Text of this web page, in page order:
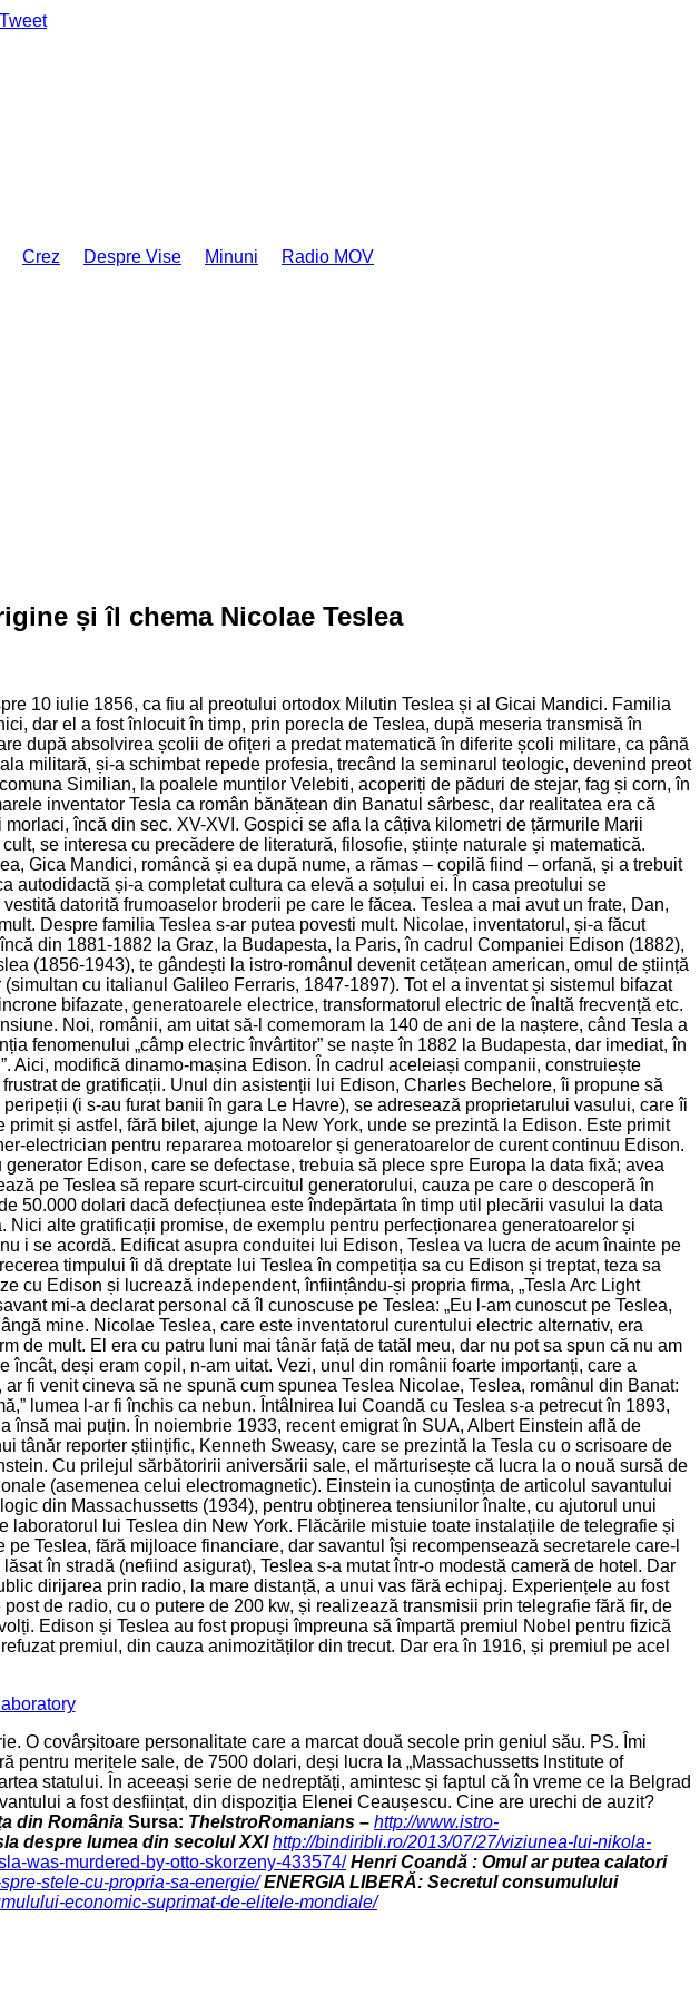
Crez Despre Vise Minuni Radio MOV
și îl chema Nicolae Teslea
10 iulie 1856, ca fiu al preotului ortodox Milutin Teslea și al Gicai Mandici. Familia
dar el a fost înlocuit în timp, prin porecla de Teslea, după meseria transmisă în
după absolvirea școlii de ofițeri a predat matematică în diferite școli militare, ca până
militară, și-a schimbat repede profesia, trecând la seminarul teologic, devenind preot
Similian, la poalele munților Velebiti, acoperiți de păduri de stejar, fag și corn, în
inventator Tesla ca român bănățean din Banatul sârbesc, dar realitatea era că
încă din sec. XV-XVI. Gospici se afla la câțiva kilometri de țărmurile Marii
se interesa cu precădere de literatură, filosofie, științe naturale și matematică.
Gica Mandici, româncă și ea după nume, a rămas – copilă fiind – orfană, și a trebuit
autodidactă și-a completat cultura ca elevă a soțului ei. În casa preotului se
datorită frumoaselor broderii pe care le făcea. Teslea a mai avut un frate, Dan,
Despre familia Teslea s-ar putea povesti mult. Nicolae, inventatorul, și-a făcut
din 1881-1882 la Graz, la Budapesta, la Paris, în cadrul Companiei Edison (1882),
(1856-1943), te gândești la istro-românul devenit cetățean american, omul de știință
cu italianul Galileo Ferraris, 1847-1897). Tot el a inventat și sistemul bifazat
bifazate, generatoarele electrice, transformatorul electric de înaltă frecvență etc.
Noi, românii, am uitat să-l comemoram la 140 de ani de la naștere, când Tesla a
fenomenului „câmp electric învârtitor” se naște în 1882 la Budapesta, dar imediat, în
Aici, modifică dinamo-mașina Edison. În cadrul aceleiași companii, construiește
de gratificații. Unul din asistenții lui Edison, Charles Bechelore, îi propune să
(i s-au furat banii în gara Le Havre), se adresează proprietarului vasului, care îi
și astfel, fără bilet, ajunge la New York, unde se prezintă la Edison. Este primit
electrician pentru repararea motoarelor și generatoarelor de curent continuu Edison.
Edison, care se defectase, trebuia să plece spre Europa la data fixă; avea
pe Teslea să repare scurt-circuitul generatorului, cauza pe care o descoperă în
50.000 dolari dacă defecțiunea este îndepărtata în timp util plecării vasului la data
alte gratificații promise, de exemplu pentru perfecționarea generatoarelor și
i se acordă. Edificat asupra conduitei lui Edison, Teslea va lucra de acum înainte pe
timpului îi dă dreptate lui Teslea în competiția sa cu Edison și treptat, teza sa
cu Edison și lucrează independent, înființându-și propria firma, „Tesla Arc Light
mi-a declarat personal că îl cunoscuse pe Teslea: „Eu l-am cunoscut pe Teslea,
mine. Nicolae Teslea, care este inventatorul curentului electric alternativ, era
de mult. El era cu patru luni mai tânăr față de tatăl meu, dar nu pot sa spun că nu am
deși eram copil, n-am uitat. Vezi, unul din românii foarte importanți, care a
fi venit cineva să ne spună cum spunea Teslea Nicolae, Teslea, românul din Banat:
lumea l-ar fi închis ca nebun. Întâlnirea lui Coandă cu Teslea s-a petrecut în 1893,
mai puțin. În noiembrie 1933, recent emigrat în SUA, Albert Einstein află de
reporter științific, Kenneth Sweasy, care se prezintă la Tesla cu o scrisoare de
Cu prilejul sărbătoririi aniversării sale, el mărturisește că lucra la o nouă sursă de
(asemenea celui electromagnetic). Einstein ia cunoștința de articolul savantului
din Massachussetts (1934), pentru obținerea tensiunilor înalte, cu ajutorul unui
lui Teslea din New York. Flăcările mistuie toate instalațiile de telegrafie și
Teslea, fără mijloace financiare, dar savantul își recompensează secretarele care-l
în stradă (nefiind asigurat), Teslea s-a mutat într-o modestă cameră de hotel. Dar
dirijarea prin radio, la mare distanță, a unui vas fără echipaj. Experiențele au fost
de radio, cu o putere de 200 kw, și realizează transmisii prin telegrafie fără fir, de
Edison și Teslea au fost propuși împreuna să împartă premiul Nobel pentru fizică
premiul, din cauza animozităților din trecut. Dar era în 1916, și premiul pe acel
O covârșitoare personalitate care a marcat două secole prin geniul său. PS. Îmi
meritele sale, de 7500 dolari, deși lucra la „Massachussetts Institute of
statului. În aceeași serie de nedreptăți, amintesc și faptul că în vreme ce la Belgrad
a fost desființat, din dispoziția Elenei Ceaușescu. Cine are urechi de auzit?
din România Sursa: TheIstroRomanians – http://www.istro-
despre lumea din secolul XXI http://bindiribli.ro/2013/07/27/viziunea-lui-nikola-
was-murdered-by-otto-skorzeny-433574/ Henri Coandă : Omul ar putea calatori
stele-cu-propria-sa-energie/ ENERGIA LIBERĂ: Secretul consumulului
economic-suprimat-de-elitele-mondiale/
Tweet